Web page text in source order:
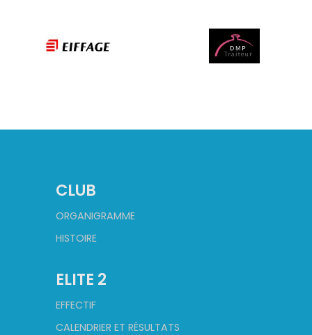
CLUB
ORGANIGRAMME
HISTOIRE
ELITE 2
EFFECTIF
CALENDRIER ET RÉSULTATS